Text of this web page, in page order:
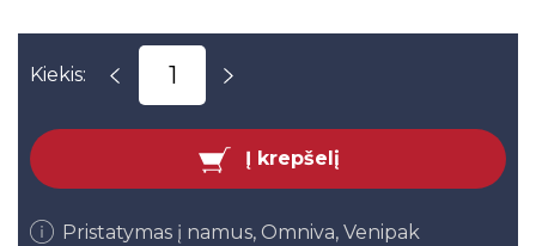
Kiekis:
Į krepšelį
Pristatymas į namus, Omniva, Venipak